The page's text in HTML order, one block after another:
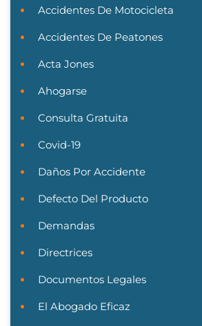
Accidentes De Motocicleta
Accidentes De Peatones
Acta Jones
Ahogarse
Consulta Gratuita
Covid-19
Daños Por Accidente
Defecto Del Producto
Demandas
Directrices
Documentos Legales
El Abogado Eficaz